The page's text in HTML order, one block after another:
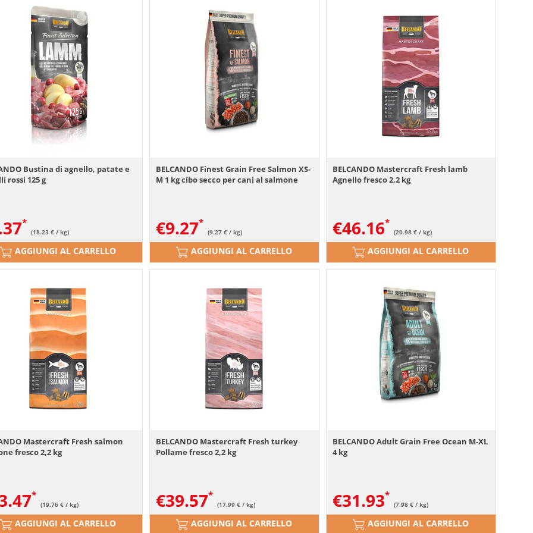
Bustina di agnello, patate e
rossi 125 g
(18.23 € / kg)
AGGIUNGI AL CARRELLO
BELCANDO Finest Grain Free Salmon XS-
M 1 kg cibo secco per cani al salmone
€9.27 (9.27 € / kg)
AGGIUNGI AL CARRELLO
BELCANDO Mastercraft Fresh lamb
Agnello fresco 2,2 kg
€46.16 (20.98 € / kg)
AGGIUNGI AL CARRELLO
Mastercraft Fresh salmon
fresco 2,2 kg
(19.76 € / kg)
AGGIUNGI AL CARRELLO
BELCANDO Mastercraft Fresh turkey
Pollame fresco 2,2 kg
€39.57 (17.99 € / kg)
AGGIUNGI AL CARRELLO
BELCANDO Adult Grain Free Ocean M-XL
4 kg
€31.93 (7.98 € / kg)
AGGIUNGI AL CARRELLO